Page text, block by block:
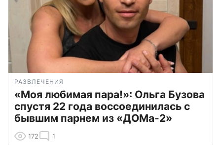
РАЗВЛЕЧЕНИЯ
«Моя любимая пара!»: Ольга Бузова
спустя 22 года воссоединилась с
бывшим парнем из «ДОМа-2»
172 1